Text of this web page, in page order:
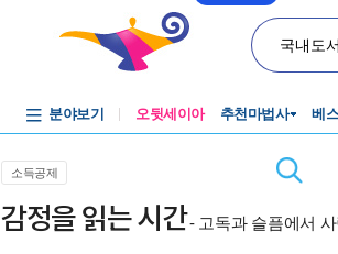
국내도
분야보기 오뒷세이아 추천마법사 베
소득공제
감정을 읽는 시간- 고독과 슬픔에서